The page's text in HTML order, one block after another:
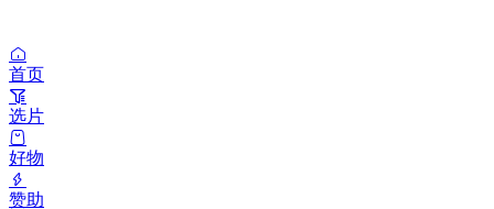
首页
选片
好物
赞助